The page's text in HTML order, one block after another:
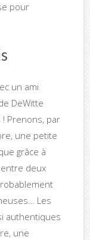
pour
un ami
DeWitte
Prenons, par
une petite
grâce à
entre deux
Les
authentiques
une